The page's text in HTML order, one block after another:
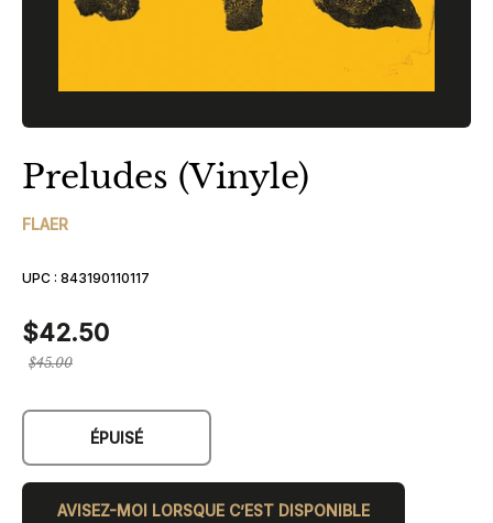
Preludes (Vinyle)
FLAER
UPC : 843190110117
$42.50
Prix
$45.00
ÉPUISÉ
AVISEZ-MOI LORSQUE C’EST DISPONIBLE